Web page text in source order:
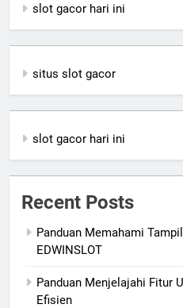
slot gacor hari ini
situs slot gacor
slot gacor hari ini
Recent Posts
Panduan Memahami
EDWINSLOT
Panduan Menjelajahi Fitur
Efisien